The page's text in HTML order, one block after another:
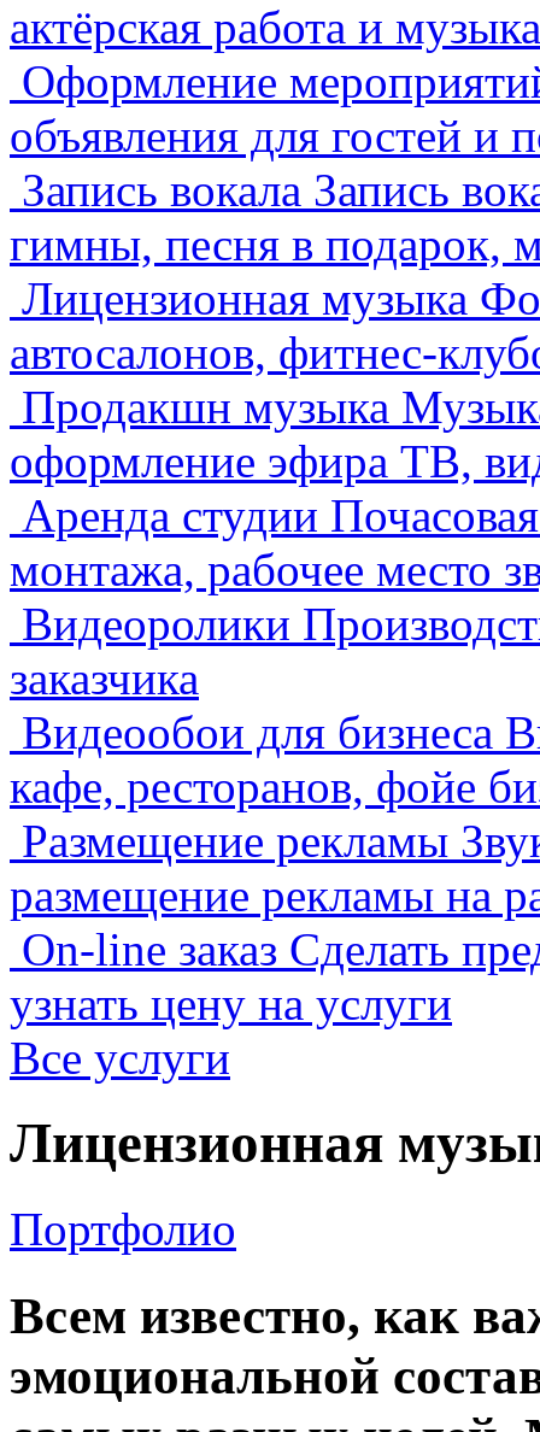
актёрская работа и
Оформление
объявления для гостей и
Запись вокала Запись
гимны, песня в подарок,
Лицензионная музыка
автосалонов, фитнес-
Продакшн музыка
оформление эфира ТВ,
Аренда студии
монтажа, рабочее место
Видеоролики
заказчика
Видеообои для бизнеса
кафе, ресторанов, фойе
Размещение рекламы
размещение рекламы на
On-line заказ Сделать
узнать цену на услуги
Все услуги
Лицензионная
Портфолио
Всем известно, как
эмоциональной